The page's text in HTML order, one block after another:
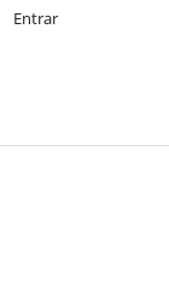
Entrar